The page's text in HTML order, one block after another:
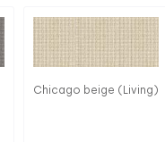
Chicago beige (Living)